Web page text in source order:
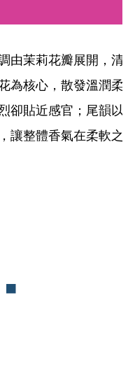
由茉莉花瓣展開，清
為核心，散發溫潤柔
卻貼近感官；尾韻以
讓整體香氣在柔軟之